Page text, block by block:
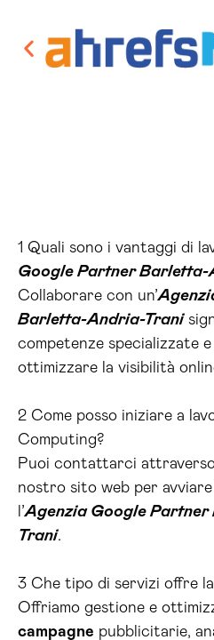
1 Quali sono i vantaggi di
Google Partner Barletta-
Collaborare con un’
Barletta-Andria-Trani
competenze specializzate
ottimizzare la visibilità
2 Come posso iniziare a
Computing?
Puoi contattarci attraverso
nostro sito web per
l’Agenzia Google
Trani.
3 Che tipo di servizi offre
Offriamo gestione e
campagne pubblicitarie,